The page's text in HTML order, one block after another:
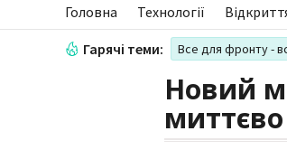
Головна Технології
Гарячі теми: Все для фронту -
Новий